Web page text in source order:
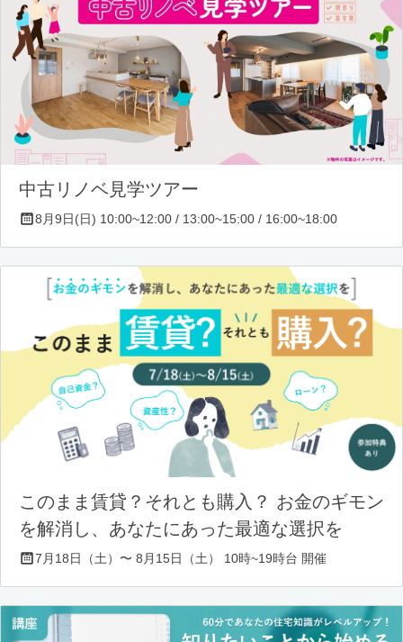
中古リノベ見学ツアー
8月9日(日) 10:00~12:00 / 13:00~15:00 / 16:00~18:00
このまま賃貸？それとも購入？ お金のギモン
を解消し、あなたにあった最適な選択を
7月18日（土）〜 8月15日（土） 10時~19時台 開催